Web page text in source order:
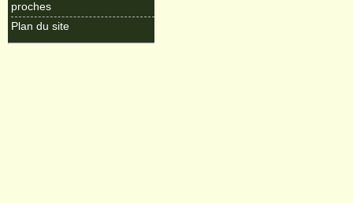
proches
Plan du site